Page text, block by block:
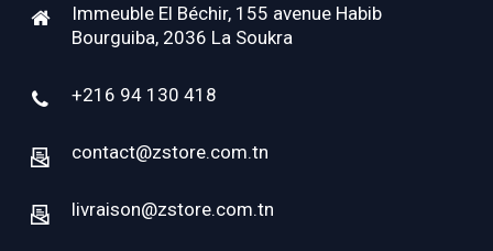
Immeuble El Béchir, 155 avenue Habib
Bourguiba, 2036 La Soukra
+216 94 130 418
contact@zstore.com.tn
livraison@zstore.com.tn